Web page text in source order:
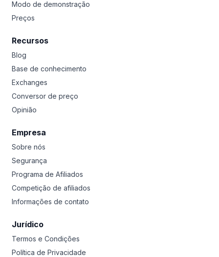
Modo de demonstração
Preços
Recursos
Blog
Base de conhecimento
Exchanges
Conversor de preço
Opinião
Empresa
Sobre nós
Segurança
Programa de Afiliados
Competição de afiliados
Informações de contato
Jurídico
Termos e Condições
Política de Privacidade